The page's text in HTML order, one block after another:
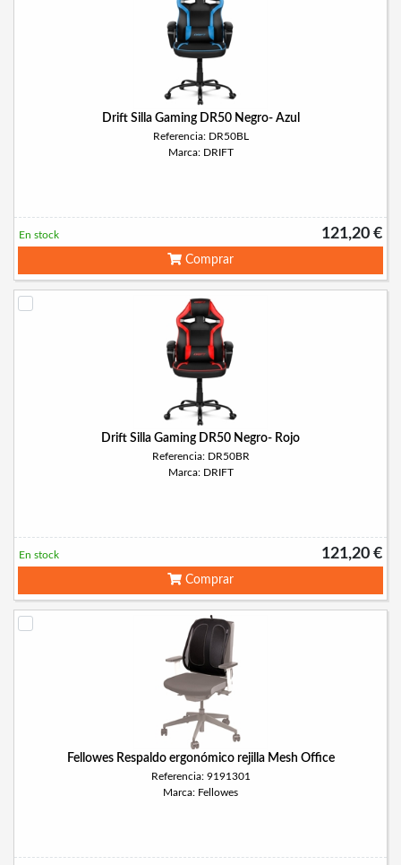
Drift Silla Gaming DR50 Negro- Azul
Referencia: DR50BL
Marca: DRIFT
121,20 €
En stock
Comprar
Drift Silla Gaming DR50 Negro- Rojo
Referencia: DR50BR
Marca: DRIFT
121,20 €
En stock
Comprar
Fellowes Respaldo ergonómico rejilla Mesh Office
Referencia: 9191301
Marca: Fellowes